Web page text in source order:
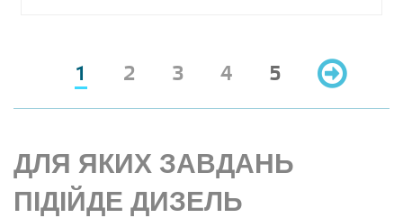
1 2 3 4 5
ДЛЯ ЯКИХ ЗАВДАНЬ
ПІДІЙДЕ ДИЗЕЛЬ